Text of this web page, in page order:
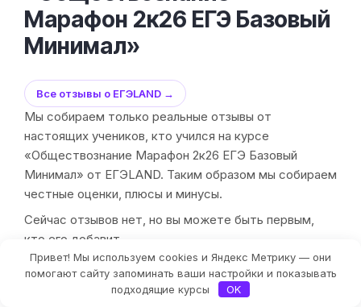
Марафон 2к26 ЕГЭ Базовый
Минимал»
Все отзывы о ЕГЭLAND →
Мы собираем только реальные отзывы от
настоящих учеников, кто учился на курсе
«Обществознание Марафон 2к26 ЕГЭ Базовый
Минимал» от ЕГЭLAND. Таким образом мы собираем
честные оценки, плюсы и минусы.
Сейчас отзывов нет, но вы можете быть первым,
кто его добавит.
Отзывы о курсе (0) Отзывы о школе (0)
Привет! Мы используем cookies и Яндекс Метрику — они
помогают сайту запоминать ваши настройки и показывать
подходящие курсы
OK